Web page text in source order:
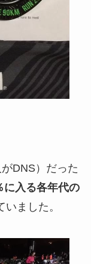
DNS）だった
に入る各年代の
いました。